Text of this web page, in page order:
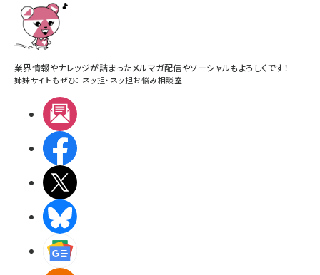
業界情報やナレッジが詰まったメルマガ配信やソーシャルもよろしくです！
姉妹サイトもぜひ： ネッ担・ ネッ担お悩み相談室